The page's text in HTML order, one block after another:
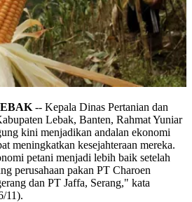
-- Kepala Dinas Pertanian dan
Lebak, Banten, Rahmat Yuniar
kini menjadikan andalan ekonomi
meningkatkan kesejahteraan mereka.
petani menjadi lebih baik setelah
perusahaan pakan PT Charoen
dan PT Jaffa, Serang," kata
11).